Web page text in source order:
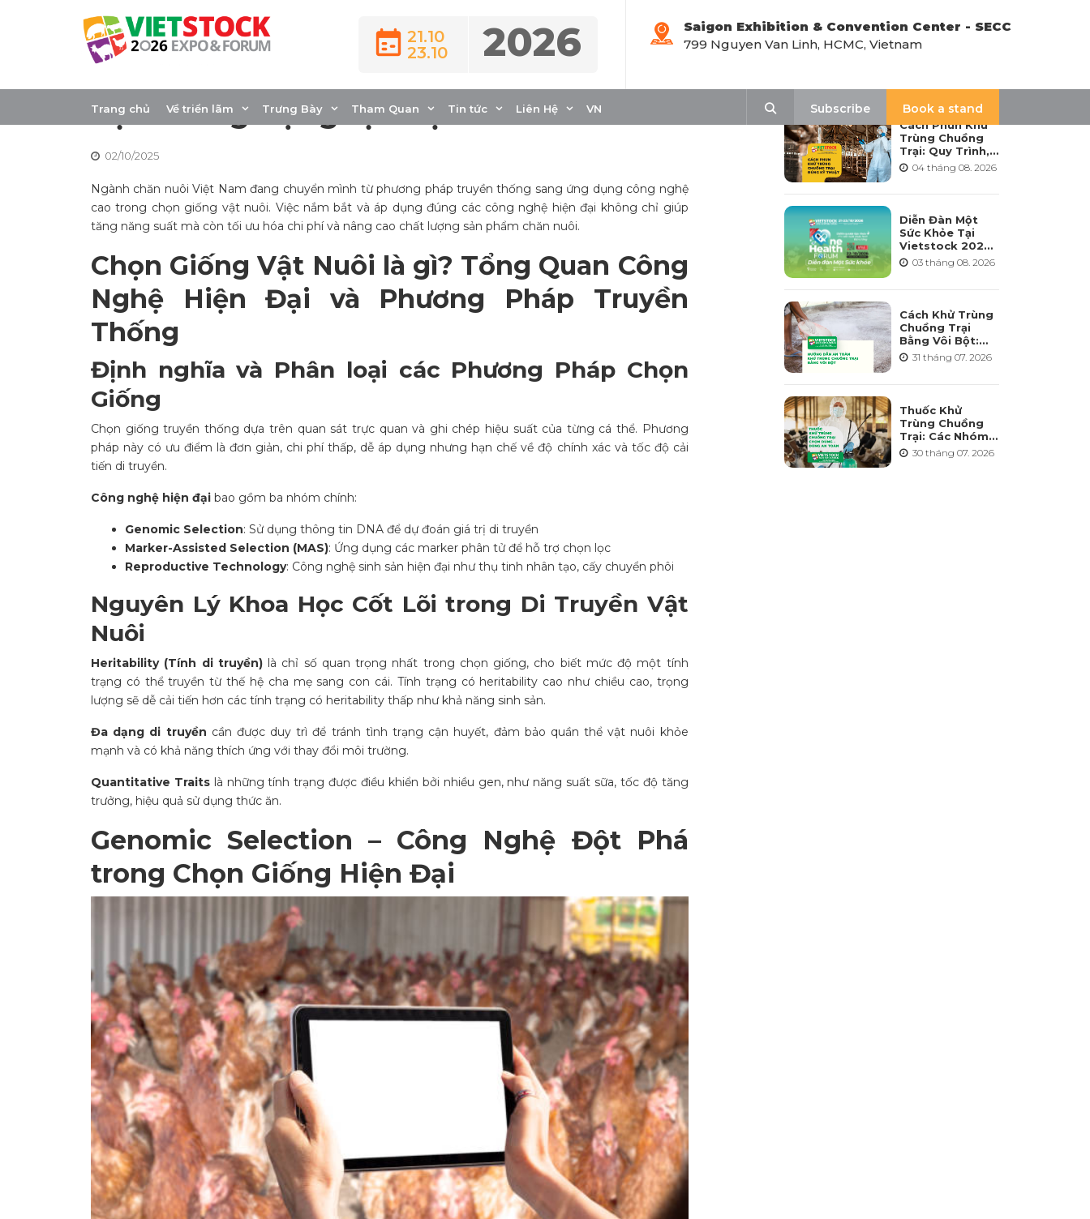
21.10
23.10
2026
Saigon Exhibition & Convention Center - SECC
799 Nguyen Van Linh, HCMC, Vietnam
Trang chủ Về triển lãm Trưng Bày Tham Quan Tin tức Liên Hệ VN
Subscribe
Book a stand
Công nghệ chọn giống vật nuôi hiện
đại và ứng dụng tại Việt Nam
02/10/2025
Ngành chăn nuôi Việt Nam đang chuyển mình từ phương pháp truyền thống sang ứng dụng công nghệ
cao trong chọn giống vật nuôi. Việc nắm bắt và áp dụng đúng các công nghệ hiện đại không chỉ giúp
tăng năng suất mà còn tối ưu hóa chi phí và nâng cao chất lượng sản phẩm chăn nuôi.
Chọn Giống Vật Nuôi là gì? Tổng Quan Công
Nghệ Hiện Đại và Phương Pháp Truyền
Thống
Định nghĩa và Phân loại các Phương Pháp Chọn
Giống
Chọn giống truyền thống dựa trên quan sát trực quan và ghi chép hiệu suất của từng cá thể. Phương
pháp này có ưu điểm là đơn giản, chi phí thấp, dễ áp dụng nhưng hạn chế về độ chính xác và tốc độ cải
tiến di truyền.
Công nghệ hiện đại bao gồm ba nhóm chính:
Genomic Selection: Sử dụng thông tin DNA để dự đoán giá trị di truyền
Marker-Assisted Selection (MAS): Ứng dụng các marker phân tử để hỗ trợ chọn lọc
Reproductive Technology: Công nghệ sinh sản hiện đại như thụ tinh nhân tạo, cấy chuyển phôi
Nguyên Lý Khoa Học Cốt Lõi trong Di Truyền Vật
Nuôi
Heritability (Tính di truyền)là chỉ số quan trọng nhất trong chọn giống, cho biết mức độ một tính
trạng có thể truyền từ thế hệ cha mẹ sang con cái. Tính trạng có heritability cao như chiều cao, trọng
lượng sẽ dễ cải tiến hơn các tính trạng có heritability thấp như khả năng sinh sản.
Đa dạng di truyền cần được duy trì để tránh tình trạng cận huyết, đảm bảo quần thể vật nuôi khỏe
mạnh và có khả năng thích ứng với thay đổi môi trường.
Quantitative Traitslà những tính trạng được điều khiển bởi nhiều gen, như năng suất sữa, tốc độ tăng
trưởng, hiệu quả sử dụng thức ăn.
Genomic Selection – Công Nghệ Đột Phá
trong Chọn Giống Hiện Đại
Cách Phun Khử
Trùng Chuồng
Trại: Quy Trình,
Tần Suất Và Lưu
Ý Khi Sử Dụng
04 tháng 08. 2026
Diễn Đàn Một
Sức Khỏe Tại
Vietstock 2026:
Hướng Tới Phát
Triển Ngành
03 tháng 08. 2026
Cách Khử Trùng
Chuồng Trại
Bằng Vôi Bột:
Cách Rải, Thời
Điểm Và Những
31 tháng 07. 2026
Thuốc Khử
Trùng Chuồng
Trại: Các Nhóm
Hoạt Chất, Cách
Chọn Và Lưu Ý
30 tháng 07. 2026